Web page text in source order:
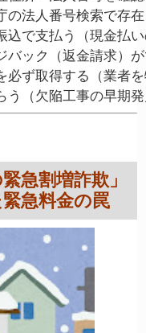
の法人番号検索で存
込で支払う（現金払
ック（返金請求）
必ず取得する（業者
急割増詐欺」
急料金の罠